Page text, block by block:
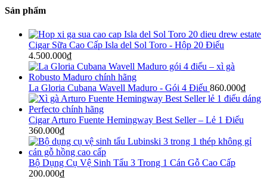
Sản phẩm
Cigar Sữa Cao Cấp Isla del Sol Toro - Hộp 20 Điếu
4.500.000₫
La Gloria Cubana Wavell Maduro - Gói 4 Điếu 860.000₫
Cigar Arturo Fuente Hemingway Best Seller – Lẻ 1 Điếu
360.000₫
Bộ Dụng Cụ Vệ Sinh Tẩu 3 Trong 1 Cán Gỗ Cao Cấp
200.000₫